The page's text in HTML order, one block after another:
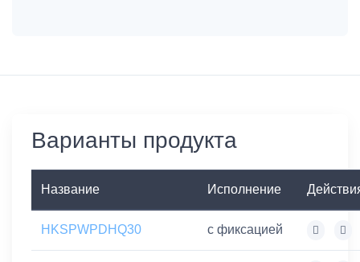
Варианты продукта
Название Исполнение
HKSPWPDHQ30 с фиксацией